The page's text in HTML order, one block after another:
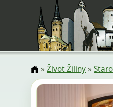
»Život Žiliny»